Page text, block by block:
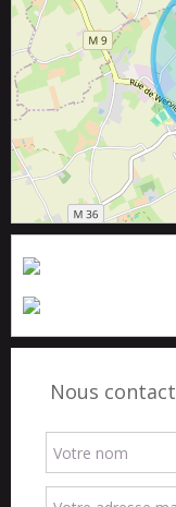
Nous